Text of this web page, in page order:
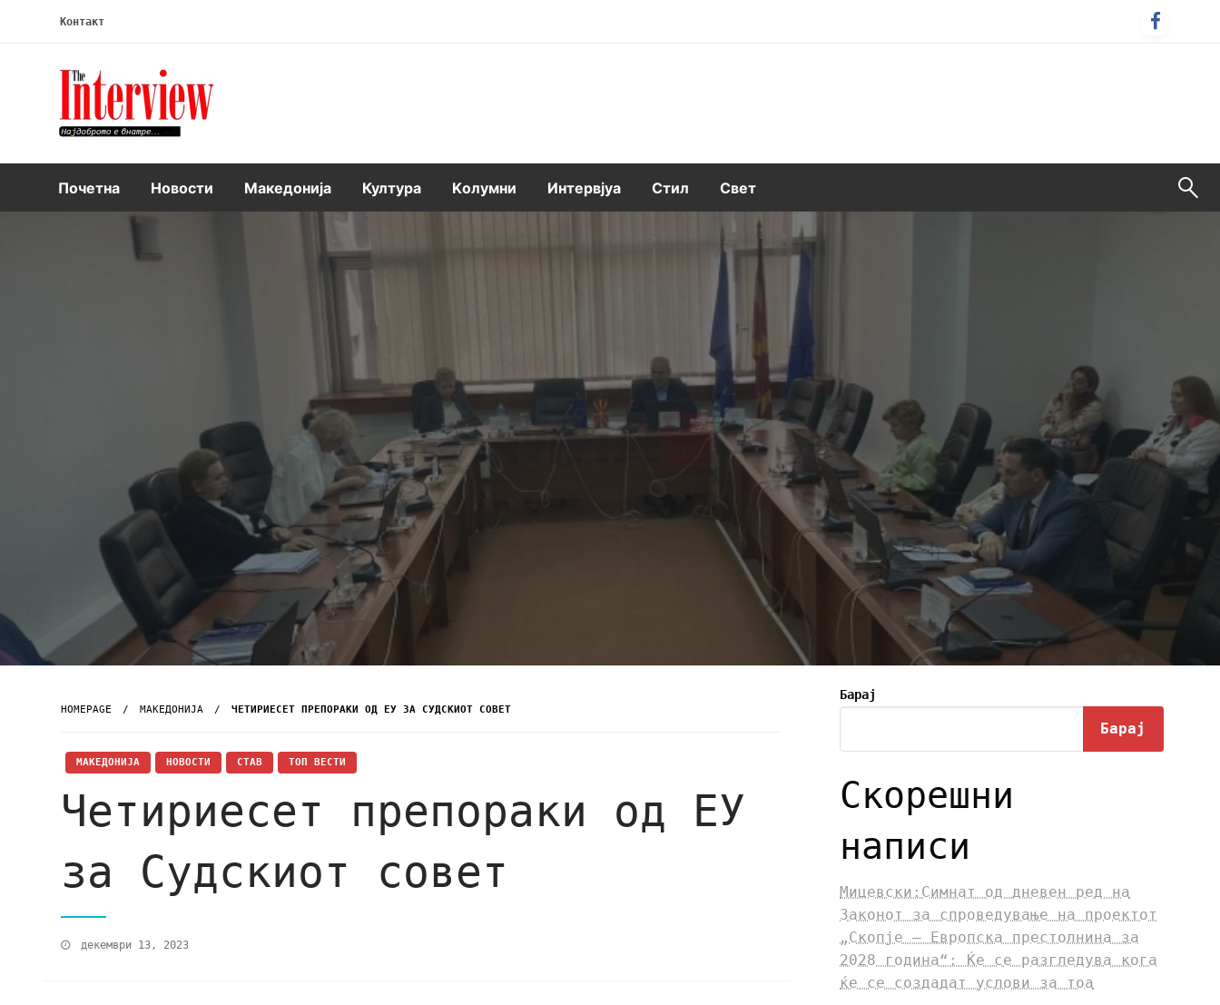
Контакт
Интервју
Почетна Новости Македонија Култура Kолумни Интервјуа Стил Свет
HOMEPAGE МАКЕДОНИЈА ЧЕТИРИЕСЕТ ПРЕПОРАКИ ОД ЕУ ЗА СУДСКИОТ СОВЕТ
МАКЕДОНИЈА НОВОСТИ СТАВ ТОП ВЕСТИ
Четириесет препораки од ЕУ
за Судскиот совет
декември 13, 2023
Барај
Барај
Скорешни
написи
Мицевски:Симнат од дневен ред на
Законот за спроведување на проектот
„Скопје – Европска престолнина за
2028 година“: Ќе се разгледува кога
ќе се создадат услови за тоа